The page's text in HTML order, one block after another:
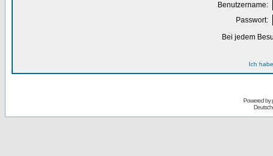
Benutzername:
Passwort:
Bei jedem
Ich
Powered by